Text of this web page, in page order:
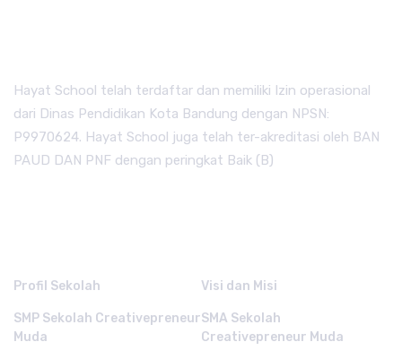
Hayat School telah terdaftar dan memiliki Izin operasional
dari Dinas Pendidikan Kota Bandung dengan NPSN:
P9970624. Hayat School juga telah ter-akreditasi oleh BAN
PAUD DAN PNF dengan peringkat Baik (B)
Profil Sekolah Visi dan Misi
SMP Sekolah Creativepreneur
Muda
SMA Sekolah
Creativepreneur Muda